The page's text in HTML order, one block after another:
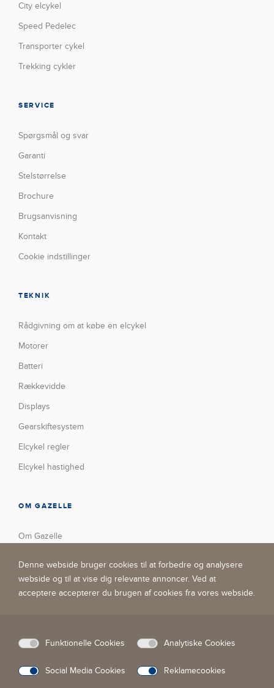
City elcykel
Speed Pedelec
Transporter cykel
Trekking cykler
SERVICE
Spørgsmål og svar
Garanti
Stelstørrelse
Brochure
Brugsanvisning
Kontakt
Cookie indstillinger
TEKNIK
Rådgivning om at købe en elcykel
Motorer
Batteri
Rækkevidde
Displays
Gearskiftesystem
Elcykel regler
Elcykel hastighed
OM GAZELLE
Om Gazelle
Trofæskab
Nyheder
Virksomhedens sociale ansvar
Denne webside bruger cookies til at forbedre og analysere
webside og til at vise dig relevante annoncer. Ved at
acceptere accepterer du brugen af ​​cookies fra vores webside.
Funktionelle Cookies Analytiske Cookies
Social Media Cookies Reklamecookies